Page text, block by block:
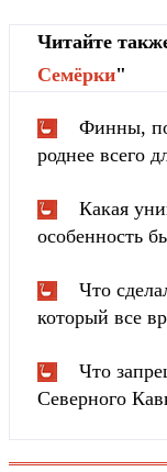
Читайте
Cемёрки"
Финны,
роднее всего
Какая
особенность
Что
который все
Что
Северного